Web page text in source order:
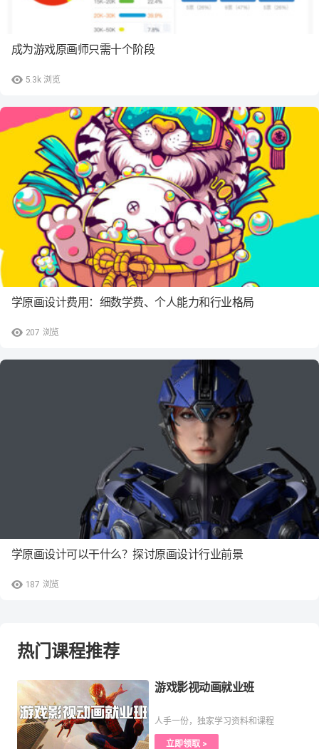
5.3k 浏览
成为游戏原画师只需十个阶段
207 浏览
学原画设计费用：细数学费、个人能力和行业格局
187 浏览
学原画设计可以干什么？探讨原画设计行业前景
热门课程推荐
游戏影视动画就业班
人手一份，独家学习资料和课程
立即领取 >